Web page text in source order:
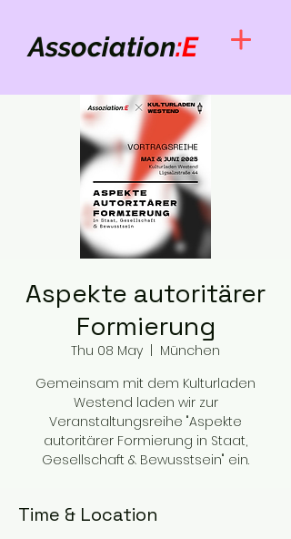
Association:E
Aspekte autoritärer
Formierung
Thu 08 May
München
Gemeinsam mit dem Kulturladen
Westend laden wir zur
Veranstaltungsreihe "Aspekte
autoritärer Formierung in Staat,
Gesellschaft & Bewusstsein" ein.
Time & Location